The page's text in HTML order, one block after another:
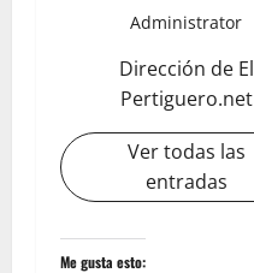
Administrator
Dirección de El
Pertiguero.net
Ver todas las
entradas
Me gusta esto: